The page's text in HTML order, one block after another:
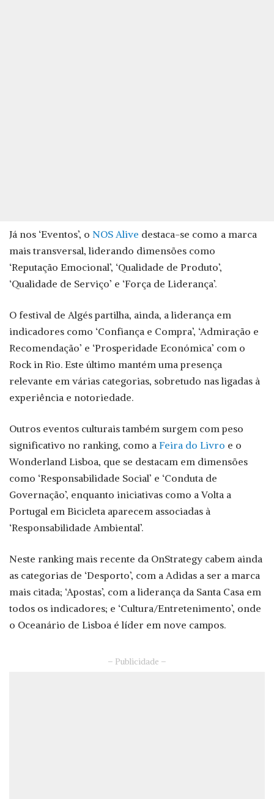
Já nos ‘Eventos’, o NOS Alive destaca-se como a marca
mais transversal, liderando dimensões como
‘Reputação Emocional’, ‘Qualidade de Produto’,
‘Qualidade de Serviço’ e ‘Força de Liderança’.
O festival de Algés partilha, ainda, a liderança em
indicadores como ‘Confiança e Compra’, ‘Admiração e
Recomendação’ e ‘Prosperidade Económica’ com o
Rock in Rio. Este último mantém uma presença
relevante em várias categorias, sobretudo nas ligadas à
experiência e notoriedade.
Outros eventos culturais também surgem com peso
significativo no ranking, como a Feira do Livro e o
Wonderland Lisboa, que se destacam em dimensões
como ‘Responsabilidade Social’ e ‘Conduta de
Governação’, enquanto iniciativas como a Volta a
Portugal em Bicicleta aparecem associadas à
‘Responsabilidade Ambiental’.
Neste ranking mais recente da OnStrategy cabem ainda
as categorias de ‘Desporto’, com a Adidas a ser a marca
mais citada; ‘Apostas’, com a liderança da Santa Casa em
todos os indicadores; e ‘Cultura/Entretenimento’, onde
o Oceanário de Lisboa é líder em nove campos.
– Publicidade –